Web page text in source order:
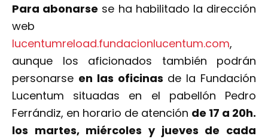
Para abonarse se ha habilitado la dirección
web
lucentumreload.fundacionlucentum.com,
aunque los aficionados también podrán
personarse en las oficinas de la Fundación
Lucentum situadas en el pabellón Pedro
Ferrándiz, en horario de atención de 17 a 20h.
los martes, miércoles y jueves de cada